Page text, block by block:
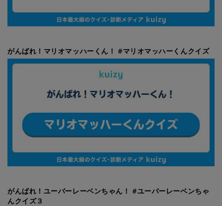
がんばれ！マリオマッハーくん！ #マリオマッハーくんクイズ
がんばれ！ユーバーレーベンちゃん！ #ユーバーレーベンちゃ
んクイズ３